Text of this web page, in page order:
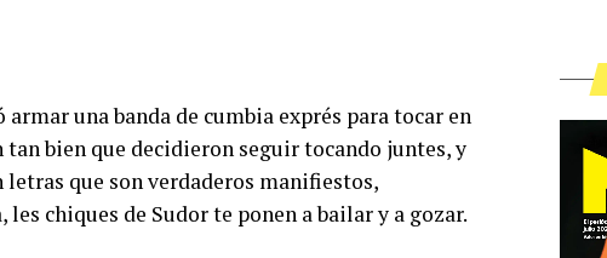
una banda de cumbia exprés para tocar en
bien que decidieron seguir tocando juntes, y
que son verdaderos manifiestos,
chiques de Sudor te ponen a bailar y a gozar.